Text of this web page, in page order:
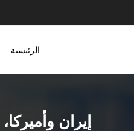
الرئيسية
إيران